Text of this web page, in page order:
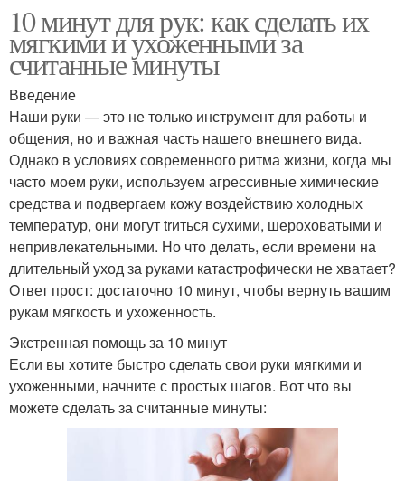
10 минут для рук: как сделать их
мягкими и ухоженными за
считанные минуты
Введение
Наши руки — это не только инструмент для работы и
общения, но и важная часть нашего внешнего вида.
Однако в условиях современного ритма жизни, когда мы
часто моем руки, используем агрессивные химические
средства и подвергаем кожу воздействию холодных
температур, они могут trиться сухими, шероховатыми и
непривлекательными. Но что делать, если времени на
длительный уход за руками катастрофически не хватает?
Ответ прост: достаточно 10 минут, чтобы вернуть вашим
рукам мягкость и ухоженность.
Экстренная помощь за 10 минут
Если вы хотите быстро сделать свои руки мягкими и
ухоженными, начните с простых шагов. Вот что вы
можете сделать за считанные минуты: